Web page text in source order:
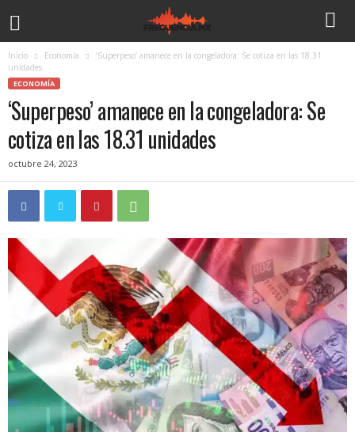
Inicio Economía
‘Superpeso’ amanece en la congeladora: Se cotiza en las 18.31
unidades
ECONOMÍA
‘Superpeso’ amanece en la congeladora: Se
cotiza en las 18.31 unidades
octubre 24, 2023